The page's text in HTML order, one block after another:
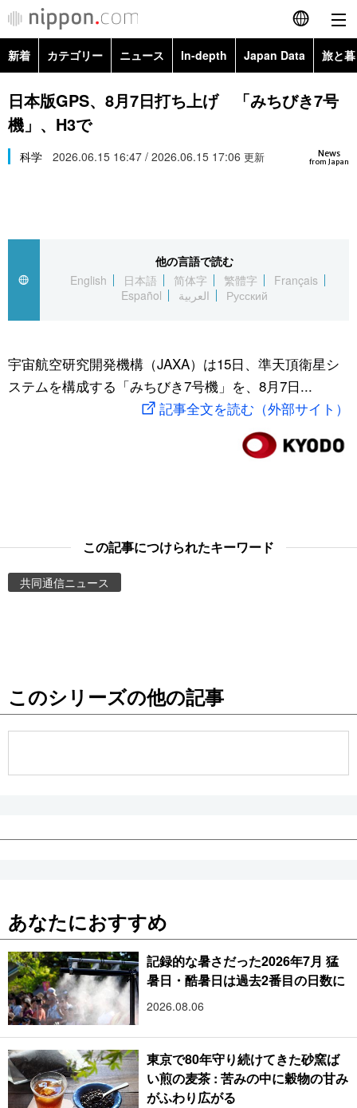
English
简体字
Русский
カテゴリー
経済・ビジネス
国際
文化
トップ
アーカイブ
In-depth
Japan Data
動画/Live
お知らせ
新着 カテゴリー ニュース In-depth Japan Data 旅と
政治・外交
経済・ビジネス
スポーツ・東京2020
Topics
日本版GPS、8月7日打ち上げ 「みちびき7号
機」、H3で
News
from Japan
科学 2026.06.15 16:47 / 2026.06.15 17:06 更新
他の言語で読む
English
日本語 简体字 繁體字
Français
Español
العربية Русский
宇宙航空研究開発機構（JAXA）は15日、準天頂衛星シ
ステムを構成する「みちびき7号機」を、8月7日...
記事全文を読む（外部サイト）
この記事につけられたキーワード
共同通信ニュース
このシリーズの他の記事
あなたにおすすめ
記録的な暑さだった2026年7月 猛
暑日・酷暑日は過去2番目の日数に
2026.08.06
東京で80年守り続けてきた砂窯ば
い煎の麦茶 : 苦みの中に穀物の甘み
がふわり広がる